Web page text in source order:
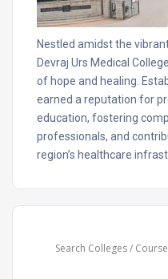
Nestled amidst the
Devraj Urs Medical
of hope and healing.
earned a reputation for
education, fostering
professionals, and
region’s healthcare